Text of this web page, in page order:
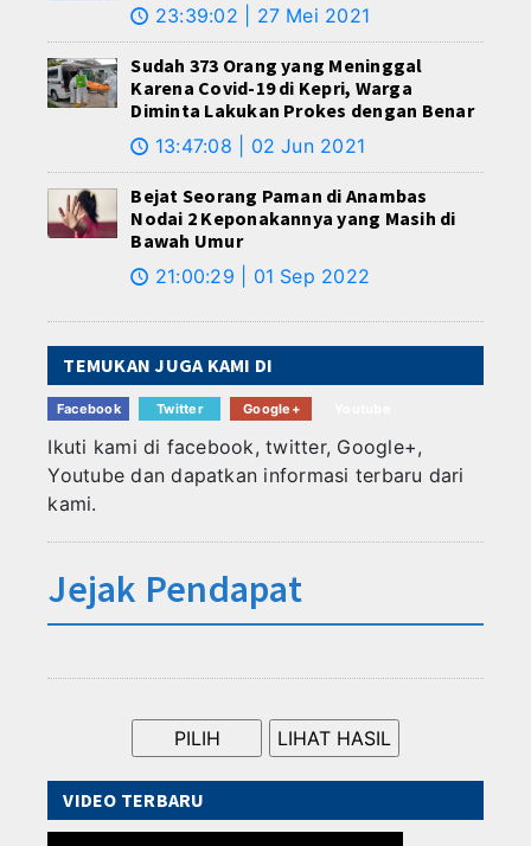
🕔 23:39:02 | 27 Mei 2021
Sudah 373 Orang yang Meninggal
Karena Covid-19 di Kepri, Warga
Diminta Lakukan Prokes dengan Benar
🕔 13:47:08 | 02 Jun 2021
Bejat Seorang Paman di Anambas
Nodai 2 Keponakannya yang Masih di
Bawah Umur
🕔 21:00:29 | 01 Sep 2022
TEMUKAN JUGA KAMI DI
Facebook Twitter Google+
Ikuti kami di facebook, twitter, Google+,
Youtube dan dapatkan informasi terbaru dari
kami.
Jejak Pendapat
VIDEO TERBARU